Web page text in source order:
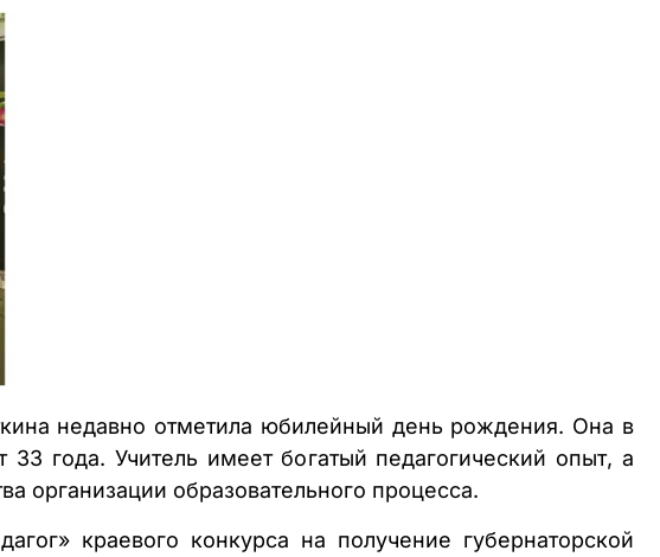
недавно отметила юбилейный день рождения. Она в
года. Учитель имеет богатый педагогический опыт, а
организации образовательного процесса.
краевого конкурса на получение губернаторской